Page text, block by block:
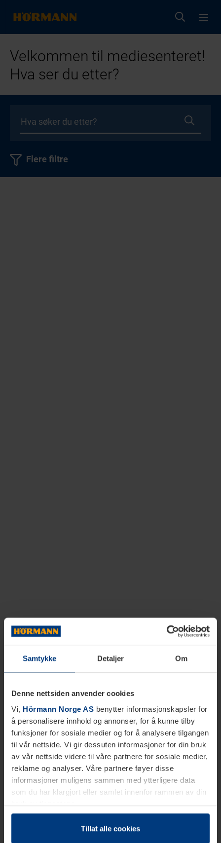
Samtykke Detaljer Om
Denne nettsiden anvender cookies
Vi, Hörmann Norge AS benytter informasjonskapsler for
å personalisere innhold og annonser, for å kunne tilby
funksjoner for sosiale medier og for å analysere tilgangen
til vår nettside. Vi gir dessuten informasjoner for din bruk
av vår nettside videre til våre partnere for sosiale medier,
reklame og analyser. Våre partnere føyer disse
informasjoner muligens sammen med ytterligere data
som du har klargjort eller samlet innenfor rammen av din
bruk av tjenestene.
Etter loven kan vi lagre informasjonskapsler på din
datamaskin, hvis disse er absolutt nødvendig for drift av
Tillat alle cookies
Velkommen til mediesenteret!
Hva ser du etter?
Flere filtre